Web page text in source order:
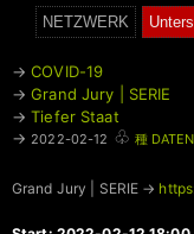
NETZWERK
→COVID-19
→Grand Jury | SERIE
→Tiefer Staat
→ 2022-02-12 ♧ 種
Grand Jury | SERIE →